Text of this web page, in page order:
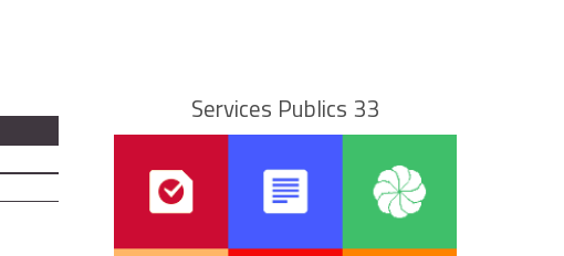
Services Publics 33